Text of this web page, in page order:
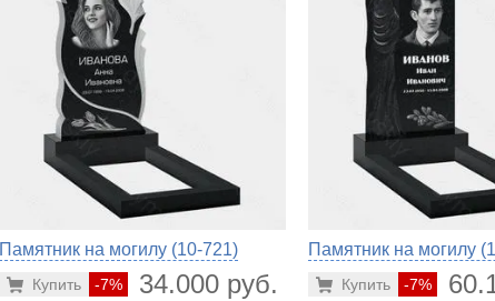
Памятник на могилу (10-721)
-7% 34.000 руб.
Купить
Памятник на могилу
-7%
Купить